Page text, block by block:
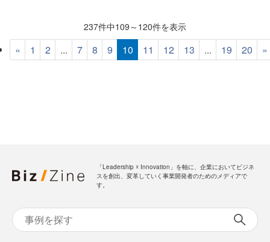
237件中109～120件を表示
« 1 2 ... 7 8 9 10 11 12 13 ... 19 20 »
「Leadership ☓ Innovation」を軸に、企業においてビジネ
スを創出、変革していく事業開発者のためのメディアで
す。